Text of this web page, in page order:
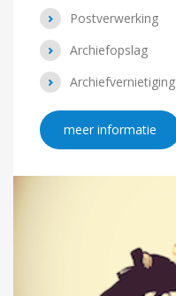
Postverwerking
Archiefopslag
Archiefvernietiging
meer informatie